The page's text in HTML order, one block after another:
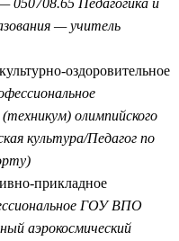
— учитель
оздоровительное
олимпийского
культура/Педагог по
прикладное
ГОУ ВПО
аэрокосмический